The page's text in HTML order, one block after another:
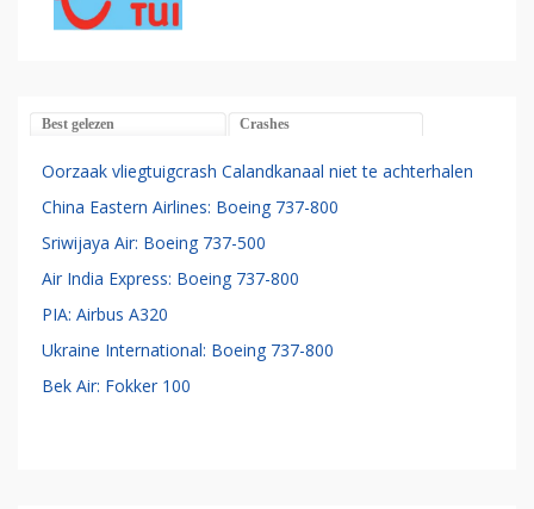
Best gelezen Crashes
Oorzaak vliegtuigcrash Calandkanaal niet te achterhalen
China Eastern Airlines: Boeing 737-800
Sriwijaya Air: Boeing 737-500
Air India Express: Boeing 737-800
PIA: Airbus A320
Ukraine International: Boeing 737-800
Bek Air: Fokker 100